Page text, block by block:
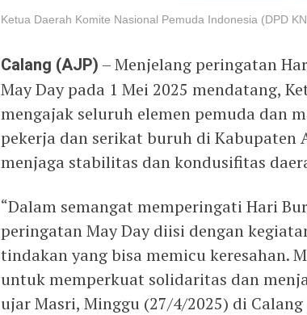
Ketua Daerah Komite Nasional Pemuda Indonesia (DPD
Calang (AJP) – Menjelang peringatan
May Day pada 1 Mei 2025 mendatang,
mengajak seluruh elemen pemuda dan
pekerja dan serikat buruh di Kabupaten
menjaga stabilitas dan kondusifitas
“Dalam semangat memperingati Hari
peringatan May Day diisi dengan
tindakan yang bisa memicu keresahan.
untuk memperkuat solidaritas dan
ujar Masri, Minggu (27/4/2025) di Calang